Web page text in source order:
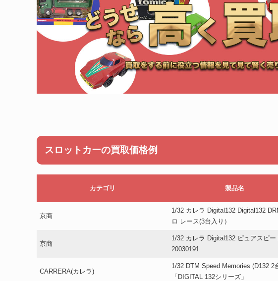
スロットカーの買取価格例
カテゴリ 製品名
京商
1/32 カレラ Digital132 Digital132
ロ レース(3台入り）
京商
1/32 カレラ Digital132 ピュアスピー
20030191
CARRERA(カレラ)
1/32 DTM Speed Memories (D132 2
「DIGITAL 132シリーズ」